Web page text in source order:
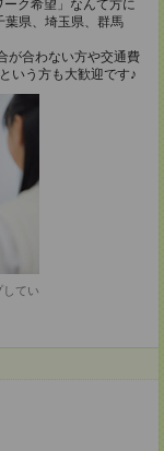
ク希望」なんて方に
葉県、埼玉県、群馬
が合わない方や交通費
いう方も大歓迎です♪
てい